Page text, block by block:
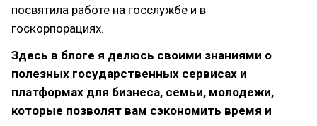
посвятила работе на госслужбе и в
госкорпорациях.
Здесь в блоге я делюсь своими знаниями о
полезных государственных сервисах и
платформах для бизнеса, семьи, молодежи,
которые позволят вам сэкономить время и